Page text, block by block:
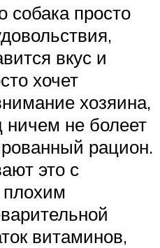
собака просто
вкус и
хочет
хозяина,
ничем не болеет
рацион.
это с
витаминов,